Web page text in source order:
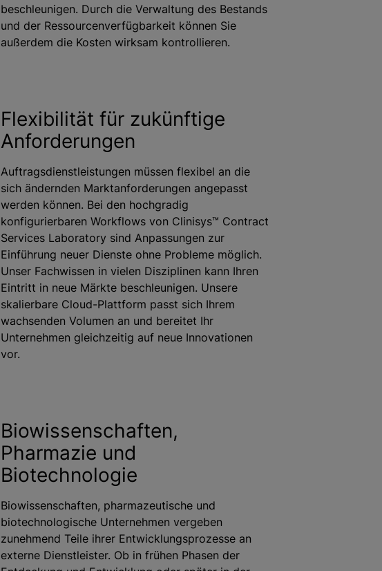
beschleunigen. Durch die Verwaltung des Bestands
und der Ressourcenverfügbarkeit können Sie
außerdem die Kosten wirksam kontrollieren.
Flexibilität für zukünftige
Anforderungen
Auftragsdienstleistungen müssen flexibel an die
sich ändernden Marktanforderungen angepasst
werden können. Bei den hochgradig
konfigurierbaren Workflows von Clinisys™ Contract
Services Laboratory sind Anpassungen zur
Einführung neuer Dienste ohne Probleme möglich.
Unser Fachwissen in vielen Disziplinen kann Ihren
Eintritt in neue Märkte beschleunigen. Unsere
skalierbare Cloud-Plattform passt sich Ihrem
wachsenden Volumen an und bereitet Ihr
Unternehmen gleichzeitig auf neue Innovationen
vor.
Biowissenschaften,
Pharmazie und
Biotechnologie
Biowissenschaften, pharmazeutische und
biotechnologische Unternehmen vergeben
zunehmend Teile ihrer Entwicklungsprozesse an
externe Dienstleister. Ob in frühen Phasen der